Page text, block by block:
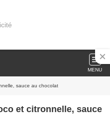
MENU
sauce au chocolat
et citronnelle, sauce